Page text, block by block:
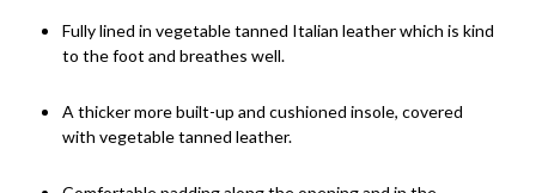
Fully lined in vegetable tanned Italian leather which is kind
to the foot and breathes well.
A thicker more built-up and cushioned insole, covered
with vegetable tanned leather.